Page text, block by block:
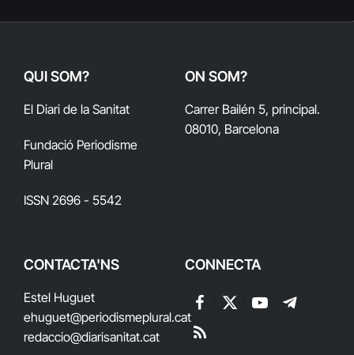
QUI SOM?
El Diari de la Sanitat
Fundació Periodisme
Plural
ISSN 2696 - 5542
ON SOM?
Carrer Bailén 5, principal.
08010, Barcelona
CONTACTA'NS
Estel Huguet
ehuguet@periodismeplural.cat
redaccio@diarisanitat.cat
CONNECTA
Facebook
X
YouTubeTelegram
RSS